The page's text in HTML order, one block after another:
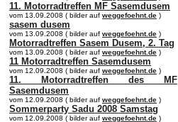
11. Motorradtreffen MF Sasemdusem
vom 13.09.2008 ( bilder auf weggefoehnt.de )
sasem dusem
vom 13.09.2008 ( bilder auf weggefoehnt.de )
Motorradtreffen Sasem Dusem, 2. Tag
vom 13.09.2008 ( bilder auf weggefoehnt.de )
11 Motorradtreffen Sasemdusem
vom 12.09.2008 ( bilder auf weggefoehnt.de )
11. Motorradtreffen des MF
Sasemdusem
vom 12.09.2008 ( bilder auf weggefoehnt.de )
Sommerparty Sadu 2008 Samstag
vom 12.09.2008 ( bilder auf weggefoehnt.de )